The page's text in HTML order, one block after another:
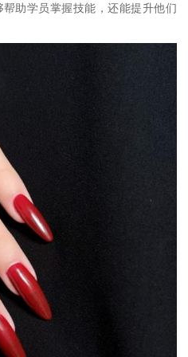
助学员掌握技能，还能提升他们